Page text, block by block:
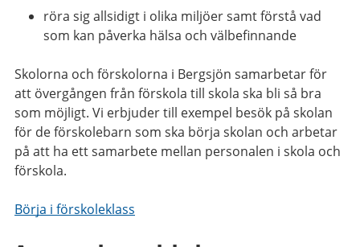
röra sig allsidigt i olika miljöer samt förstå vad
som kan påverka hälsa och välbefinnande
Skolorna och förskolorna i Bergsjön samarbetar för
att övergången från förskola till skola ska bli så bra
som möjligt. Vi erbjuder till exempel besök på skolan
för de förskolebarn som ska börja skolan och arbetar
på att ha ett samarbete mellan personalen i skola och
förskola.
Börja i förskoleklass